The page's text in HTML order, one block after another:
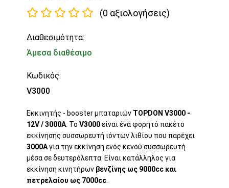
(0 αξιολογήσεις)
Διαθεσιμότητα:
Άμεσα διαθέσιμο
Κωδικός:
V3000
Εκκινητής - booster μπαταριών TOPDON V3000 -
12V / 3000A . ΤοV3000είναι ένα φορητό πακέτο
εκκίνησης συσσωρευτή ιόντων λιθίου που παρέχει
3000Aγια την εκκίνηση ενός κενού συσσωρευτή
μέσα σε δευτερόλεπτα. Είναι κατάλληλος για
εκκίνηση κινητήρων βενζίνης ως 9000cc και
πετρελαίου ως 7000cc